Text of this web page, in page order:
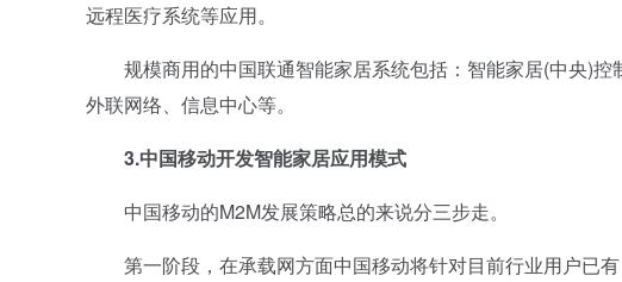
远程医疗系统等应用。
规模商用的中国联通智能家居系统包括：智能家居(中央)控
外联网络、信息中心等。
3.中国移动开发智能家居应用模式
中国移动的M2M发展策略总的来说分三步走。
第一阶段，在承载网方面中国移动将针对目前行业用户已